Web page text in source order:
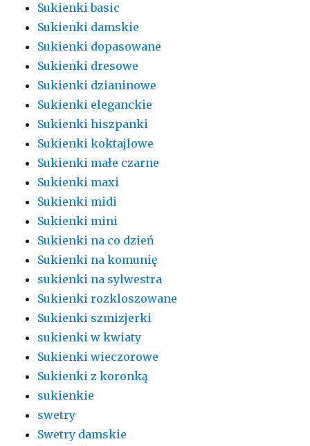
Sukienki basic
Sukienki damskie
Sukienki dopasowane
Sukienki dresowe
Sukienki dzianinowe
Sukienki eleganckie
Sukienki hiszpanki
Sukienki koktajlowe
Sukienki małe czarne
Sukienki maxi
Sukienki midi
Sukienki mini
Sukienki na co dzień
Sukienki na komunię
sukienki na sylwestra
Sukienki rozkloszowane
Sukienki szmizjerki
sukienki w kwiaty
Sukienki wieczorowe
Sukienki z koronką
sukienkie
swetry
Swetry damskie